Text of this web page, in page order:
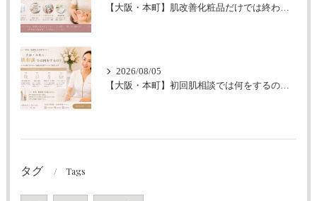
【大阪・本町】肌改善化粧品だけでは終わらせません｜ラボーテエクラが伴走型の肌改善にこだわる理由
2026/08/05
【大阪・本町】初回肌相談では何をするの？｜シミ・肝斑・敏感肌改善専門サロン
タグ Tags